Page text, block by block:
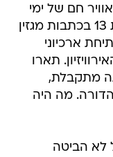
חם של ימי
בחירות, התמלאה מהדורת חדשות 13 בכתבות מגזין
ארכיוני
תארו
מתקבלת,
מה היה
לא הביטה